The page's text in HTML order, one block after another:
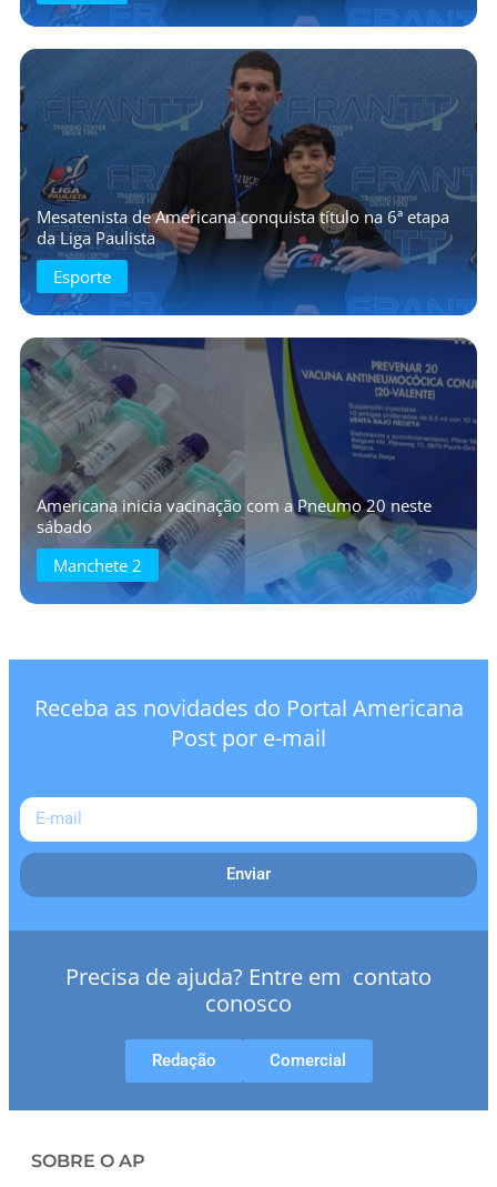
Mesatenista de Americana conquista título na 6ª etapa
da Liga Paulista
Esporte
Americana inicia vacinação com a Pneumo 20 neste
sábado
Manchete 2
Receba as novidades do Portal Americana
Post por e-mail
Enviar
Precisa de ajuda? Entre em contato
conosco
Redação Comercial
SOBRE O AP